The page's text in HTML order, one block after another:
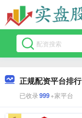
正规配资平台排行
已收录999+家平台